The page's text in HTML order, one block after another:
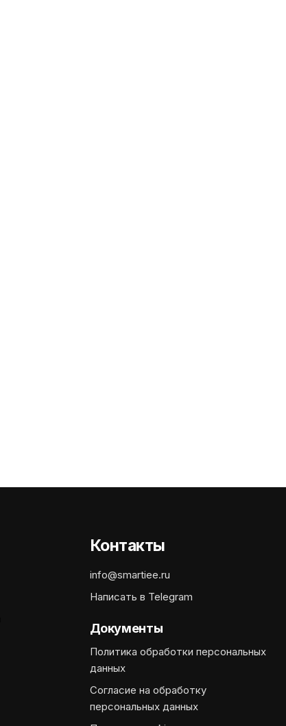
Контакты
info@smartiee.ru
Написать в Telegram
Документы
Политика обработки персональных
данных
Согласие на обработку
персональных данных